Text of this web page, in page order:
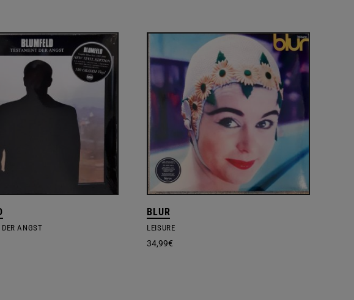
ANGST
BLUR
LEISURE
34,99€